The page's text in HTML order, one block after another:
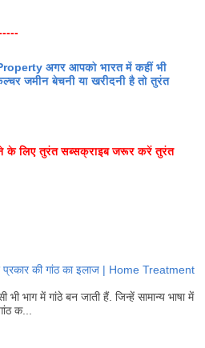
अगर आपको भारत में कहीं भी
जमीन बेचनी या खरीदनी है तो तुरंत
के लिए तुरंत सब्सक्राइब जरूर करें तुरंत
की गांठ का इलाज | Home Treatment
भाग में गांठे बन जाती हैं. जिन्हें सामान्य भाषा में
क...